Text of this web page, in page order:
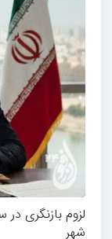
لزوم بازنگری
شهر